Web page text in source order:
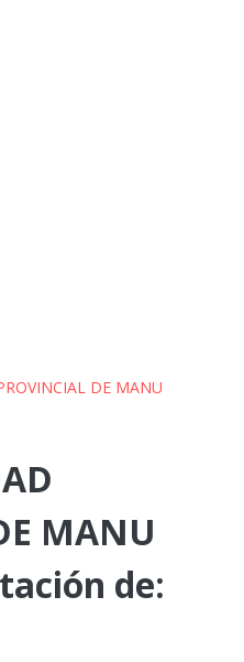
DE MANU
MANU
de: